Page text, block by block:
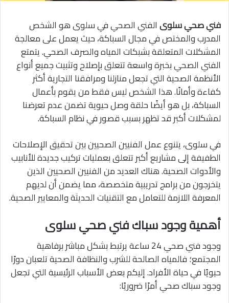
فني صحي سلوىالفني الصحي في سلوى هو الشخص
المدرب والمختص في مجال السباكة، حيث يعمل على معالجة
المشكلات المتعلقة بشبكات المياه والصرف الصحي. يتمتع
الفني الصحي بخبرة واسعة تتعلق بإصلاح وتثبيت جميع أنواع
الأنظمة الصحية التي تجعل منازلنا ومرافقنا التجارية أكثر
كفاءة وأمانًا. هذا الشخص ليس فقط من يقوم بأعمال
السباكة، بل هو أيضًا حلقة وصل حيوية تضمن عدم تعرضنا
لمشكلات أكبر قد تظهر بسبب قصور في نظام السباكة.
في سلوى، يتنوع عمل الفنيين الصحيين بين تحقيق الإصلاحات
الطفيفة إلى مشاريع أكبر تتعلق بعمليات تركيب جديدة للأنابيب
والأدوات الصحية. هناك العديد من الفنيين الصحيين الذين
يتخرجون من برامج تدريبية متخصصة، مما يضمن أن لديهم
المعرفة اللازمة للتعامل مع التقنيات الحديثة والمعايير الصحية.
أهمية وجود سباك فني صحي سلوى
وجود فني صحي 24 ساعة يرتبط بشكل مباشر برفاهية
المجتمع؛ فالمياه الصالحة للشرب والنظافة الصحية تلعبان دورًا
حيويًا في حياة الأفراد. إليكم بعض الأسباب الرئيسية التي تجعل
وجود سباك صحي أمرًا ضروريًا: